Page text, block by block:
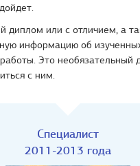
диплом или с отличием, а
информацию об
Это необязательный
с ним.
Специалист
2011-2013 года